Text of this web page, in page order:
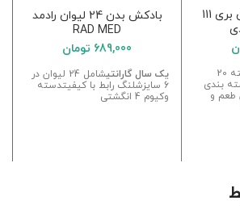
دمنوش گیاهی کرن بری 111
دمنوش کرن بری 111 بسته 20
بندی
طعم و
بادکش بدن 24 لیوان رادمد
RAD MED
689,000 تومان
یک سال گارانتی
شامل 24 لیوان در
6 سایزشلنگ رابط با کیفیتدسته
وکیوم 4 انگشتی